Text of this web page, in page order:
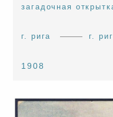
загадочная
г. рига г.
1908